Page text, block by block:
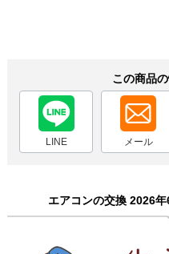
この商品
LINE メール
エアコンの交換 2026